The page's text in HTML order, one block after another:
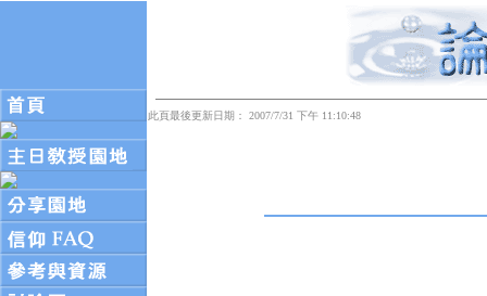
此頁最後更新日期： 2007/7/31 下午 11:10:48